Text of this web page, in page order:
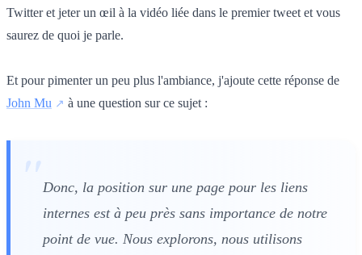
Twitter et jeter un œil à la vidéo liée dans le premier tweet et vous
saurez de quoi je parle.
Et pour pimenter un peu plus l'ambiance, j'ajoute cette réponse de
John Mu
à une question sur ce sujet :
Donc, la position sur une page pour les liens
internes est à peu près sans importance de notre
point de vue. Nous explorons, nous utilisons